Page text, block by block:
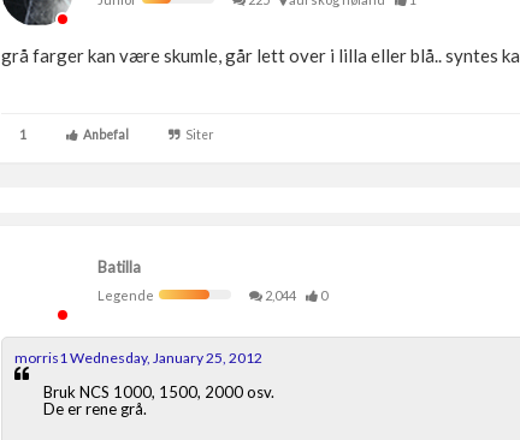
grå farger kan være skumle, går lett over i lilla eller blå.. syntes
1 Anbefal Siter
Batilla
Legende
2,044 0
morris1 Wednesday, January 25, 2012
Bruk NCS 1000, 1500, 2000 osv.
De er rene grå.